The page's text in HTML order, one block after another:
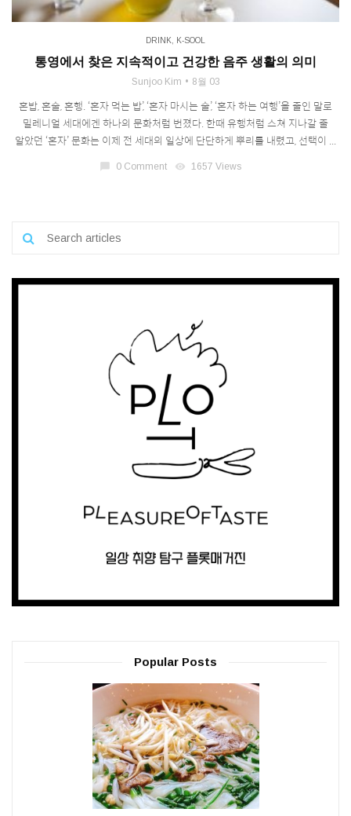
DRINK, K-SOOL
통영에서 찾은 지속적이고 건강한 음주 생활의 의미
Sunjoo Kim 8월 03
혼밥, 혼술, 혼행. ‘혼자 먹는 밥’, ‘혼자 마시는 술’, ‘혼자 하는 여행’을 줄인 말로
밀레니얼 세대에겐 하나의 문화처럼 번졌다. 한때 유행처럼 스쳐 지나갈 줄
알았던 ‘혼자’ 문화는 이제 전 세대의 일상에 단단하게 뿌리를 내렸고, 선택이 ...
chat_bubble 0 Comment visibility 1657 Views
Popular Posts